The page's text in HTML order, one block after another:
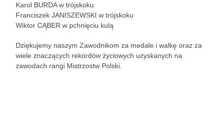
Karol BURDA w trójskoku
Franciszek JANISZEWSKI w trójskoku
Wiktor CĄBER w pchnięciu kulą
Dziękujemy naszym Zawodnikom za medale i walkę oraz za
wiele znaczących rekordów życiowych uzyskanych na
zawodach rangi Mistrzostw Polski.